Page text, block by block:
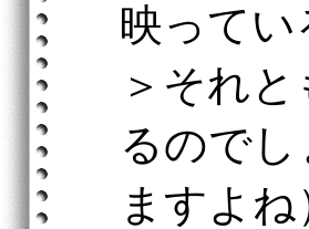
映って
＞それ
るので
ますよね